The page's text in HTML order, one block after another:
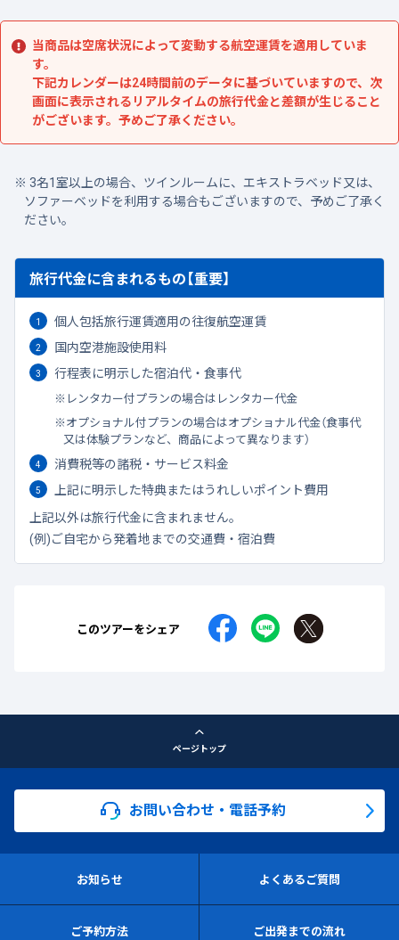
当商品は空席状況によって変動する航空運賃を適用していま
す。
下記カレンダーは24時間前のデータに基づいていますので、次
画面に表示されるリアルタイムの旅行代金と差額が生じること
がございます。予めご了承ください。
3名1室以上の場合、ツインルームに、エキストラベッド又は、
ソファーベッドを利用する場合もございますので、予めご了承く
ださい。
旅行代金に含まれるもの【重要】
個人包括旅行運賃適用の往復航空運賃
国内空港施設使用料
行程表に明示した宿泊代・食事代
レンタカー付プランの場合はレンタカー代金
オプショナル付プランの場合はオプショナル代金（食事代
又は体験プランなど、商品によって異なります）
消費税等の諸税・サービス料金
上記に明示した特典またはうれしいポイント費用
上記以外は旅行代金に含まれません。
(例)ご自宅から発着地までの交通費・宿泊費
このツアーをシェア
ページトップ
お問い合わせ・電話予約
お知らせ よくあるご質問
ご予約方法 ご出発までの流れ